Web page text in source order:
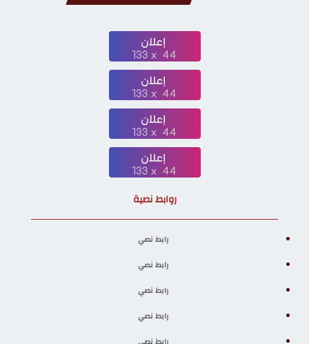
روابط نصية
رابط نصي
رابط نصي
رابط نصي
رابط نصي